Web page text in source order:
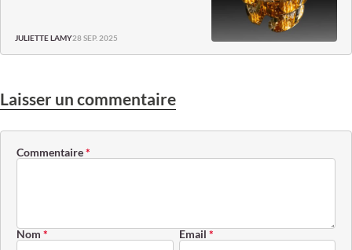
JULIETTE LAMY28 SEP. 2025
Laisser un commentaire
Commentaire*
Nom * Email *